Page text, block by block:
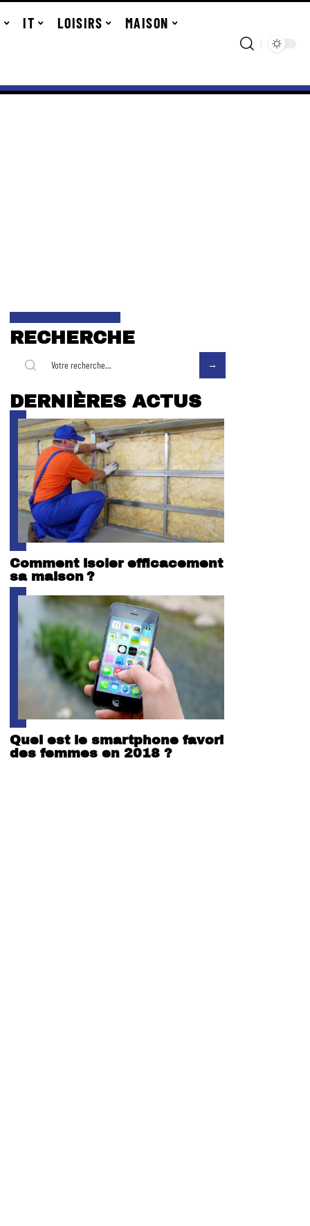
IT LOISIRS MAISON
RECHERCHE
DERNIÈRES ACTUS
Comment isoler efficacement
sa maison ?
Quel est le smartphone favori
des femmes en 2018 ?